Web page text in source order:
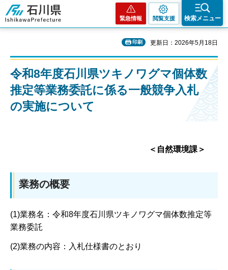
石川県
緊急情報 閲覧支援 検索メニュー
印刷 更新日：2026年5月18日
令和8年度石川県ツキノワグマ個体数
推定等業務委託に係る一般競争入札
の実施について
＜自然環境課＞
業務の概要
(1)業務名：令和8年度石川県ツキノワグマ個体数推定等
業務委託
(2)業務の内容：入札仕様書のとおり